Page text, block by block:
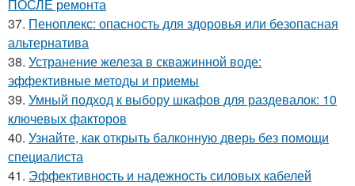
ПОСЛЕ ремонта
37. Пеноплекс: опасность для здоровья или безопасная
альтернатива
38. Устранение железа в скважинной воде:
эффективные методы и приемы
39. Умный подход к выбору шкафов для раздевалок: 10
ключевых факторов
40. Узнайте, как открыть балконную дверь без помощи
специалиста
41. Эффективность и надежность силовых кабелей